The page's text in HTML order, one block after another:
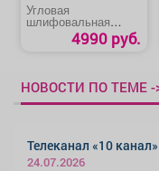
Угловая
шлифовальная
машина «Hanskonner
HAG1012»4990 руб.
НОВОСТИ ПО ТЕМЕ
Телеканал «10 канал»
24.07.2026